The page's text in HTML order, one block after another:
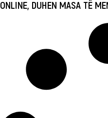
ONLINE, DUHEN MASA TË